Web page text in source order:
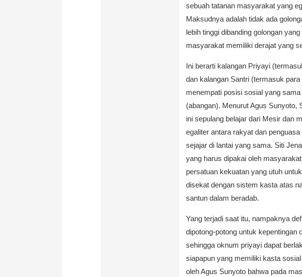
sebuah tatanan masyarakat yang
Maksudnya adalah tidak ada
lebih tinggi dibanding golongan
masyarakat memiliki derajat yang
Ini berarti kalangan Priyayi
dan kalangan Santri (termasuk
menempati posisi sosial yang
(abangan). Menurut Agus Sunyoto,
ini sepulang belajar dari Mesir dan
egaliter antara rakyat dan
sejajar di lantai yang sama. Siti
yang harus dipakai oleh
persatuan kekuatan yang utuh
disekat dengan sistem kasta atas
santun dalam beradab.
Yang terjadi saat itu, nampaknya
dipotong-potong untuk kepentingan
sehingga oknum priyayi dapat
siapapun yang memiliki kasta
oleh Agus Sunyoto bahwa pada